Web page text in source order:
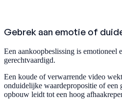
Gebrek aan emotie of
Een aankoopbeslissing is emotioneel
gerechtvaardigd.
Een koude of verwarrende video
onduidelijke waardepropositie of een
opbouw leidt tot een hoog